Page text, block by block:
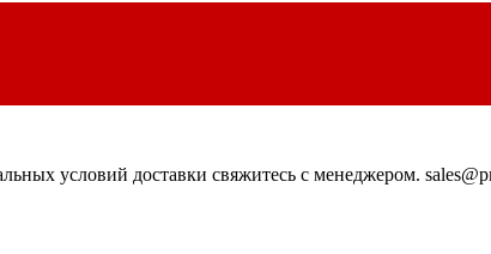
условий доставки свяжитесь с менеджером.